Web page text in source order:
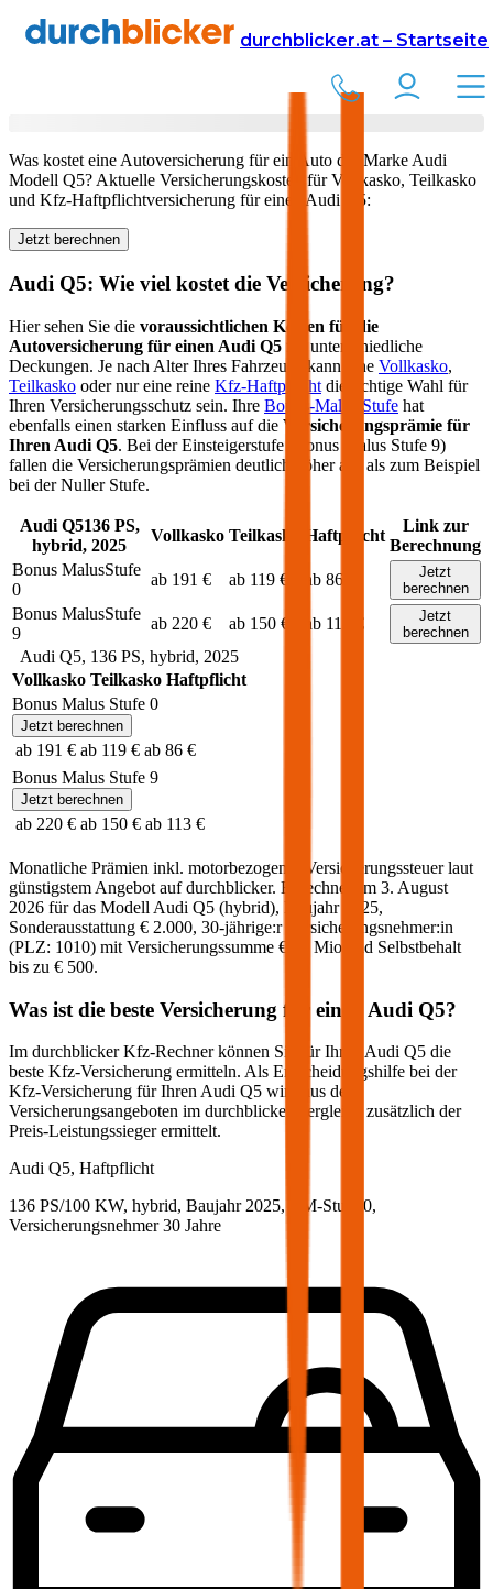
durchblicker.at – Startseite
Versicherung Autoversicherung Audi
Audi Q5in Österreich
Was kostet eine Autoversicherung für ein Auto der MarkeAudi
Modell Q5? Aktuelle Versicherungskosten für Vollkasko, Teilkasko
und Kfz-Haftpflichtversicherung für einen Audi Q5:
Jetzt berechnen
Audi Q5: Wie viel kostet die Versicherung?
Hier sehen Sie die voraussichtlichen Kosten für die
Autoversicherung für einen Audi Q5
für unterschiedliche
Deckungen. Je nach Alter Ihres Fahrzeugs kann eine Vollkasko,
Teilkasko oder nur eine reine Kfz-Haftpflicht die richtige Wahl für
Ihren Versicherungsschutz sein. Ihre Bonus-Malus Stufe hat
ebenfalls einen starken Einfluss auf die Versicherungsprämie für
Ihren Audi Q5. Bei der Einsteigerstufe (Bonus Malus Stufe 9)
fallen die Versicherungsprämien deutlich höher aus als zum Beispiel
bei der Nuller Stufe.
Audi Q5136PS,
hybrid, 2025
Vollkasko Teilkasko Haftpflicht
Link zur
Berechnung
Bonus MalusStufe
0
ab 191 € ab 119 € ab 86 €
Jetzt
berechnen
Bonus MalusStufe
9
ab 220 € ab 150 € ab 113 €
Jetzt
berechnen
Audi Q5, 136 PS, hybrid, 2025
Vollkasko Teilkasko Haftpflicht
Bonus Malus Stufe 0
Jetzt berechnen
ab 191 € ab 119 € ab 86 €
Bonus Malus Stufe 9
Jetzt berechnen
ab 220 € ab 150 € ab 113 €
Monatliche Prämien inkl. motorbezogener Versicherungssteuer laut
günstigstem Angebot auf durchblicker. Berechnet am 3. August
2026 für das Modell Audi Q5 (hybrid), Baujahr 2025,
Sonderausstattung € 2.000, 30-jährige:rVersicherungsnehmer:in
(PLZ: 1010) mit Versicherungssumme € 20 Mio und Selbstbehalt
bis zu € 500.
Was ist die beste Versicherung für einen Audi Q5?
Im durchblicker Kfz-Rechner können Sie für Ihren Audi Q5 die
beste Kfz-Versicherung ermitteln. Als Entscheidungshilfe bei der
Kfz-Versicherung für Ihren Audi Q5 wird aus den
Versicherungsangeboten im durchblicker Vergleich zusätzlich der
Preis-Leistungssieger ermittelt.
Audi Q5, Haftpflicht
136 PS/100 KW, hybrid, Baujahr 2025, BM-Stufe 0,
Versicherungsnehmer 30 Jahre